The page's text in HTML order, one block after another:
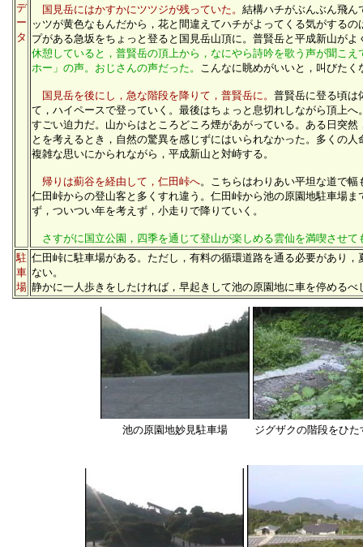
デ
ー
タ
国見岳にはかすかにツツジが残っていた。 結構ハチがぶんぶん飛ん
ッツが黄色なもんだから，花と間違えてハチがよってくる気がする
プがある急坂をちょっと登ると国見岳山頂に。普賢岳と平成新山がよ
休憩していると，普賢岳の頂上から，なにやら詩吟を歌う声が聞こえ
ホー」の声。おじさんの声だった。 こんなに眺めがいいと，叫びた
国見岳を後にし，急な階段を降りて，普賢岳に。 普賢岳に登る頃は
て，ハイペースで登っていく。最後はちょっと息切れしながら頂上へ
すごい迫力だ。山からはところどころ煙があがっている。ある日突然
とを考えるとき，自然の驚異を感じずにはいられなかった。多くの
複雑な思いにかられながら，平成新山と対峙する。
帰りは薊谷を経由して，仁田峠へ。こちらはわりあい平坦な道で幅
仁田峠からの登山客と多くすれ違う。仁田峠から池の原園地駐車場ま
ず，ついつい年を考えず，小走りで降りていく。
さすがに国立公園，四季を通じて登山が楽しめる雲仙を満喫させて
駐
車
場
仁田峠に駐車場がある。ただし，有料の循環道路を通る必要があり，
ない。
静かに一人歩きをしたければ，早起きして池の原園地に車を停めるべ
池の原園地妙見駐車場 ジグザクの階段をひた